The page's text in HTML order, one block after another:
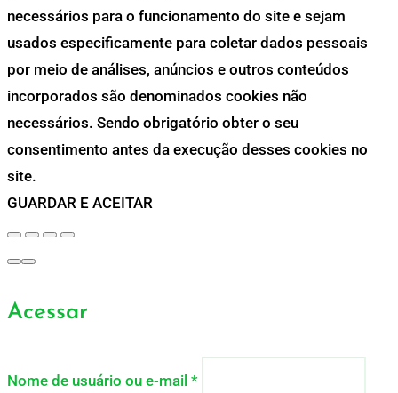
necessários para o funcionamento do site e sejam
usados especificamente para coletar dados pessoais
por meio de análises, anúncios e outros conteúdos
incorporados são denominados cookies não
necessários. Sendo obrigatório obter o seu
consentimento antes da execução desses cookies no
site.
GUARDAR E ACEITAR
Acessar
Nome de usuário ou e-mail *